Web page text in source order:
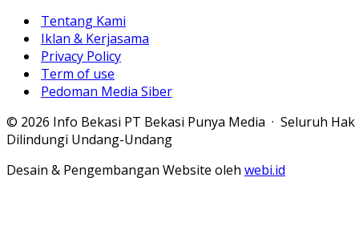
Tentang Kami
Iklan & Kerjasama
Privacy Policy
Term of use
Pedoman Media Siber
© 2026 Info Bekasi PT Bekasi Punya Media · Seluruh Hak
Dilindungi Undang-Undang
Desain & Pengembangan Website oleh webi.id